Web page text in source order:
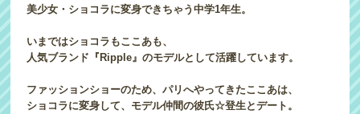
美少女・ショコラに変身できちゃう中学1年生。
いまではショコラもここあも、
人気ブランド『Ripple』のモデルとして活躍しています。
ファッションショーのため、パリへやってきたここあは、
ショコラに変身して、モデル仲間の彼氏☆登生とデート。